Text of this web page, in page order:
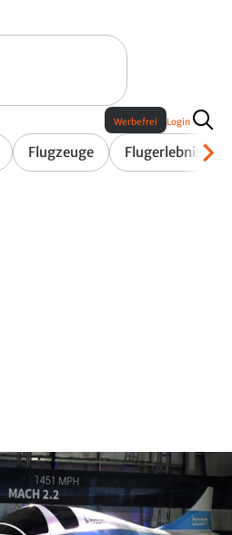
Flugzeuge Flugerlebnis
Werbefrei Login